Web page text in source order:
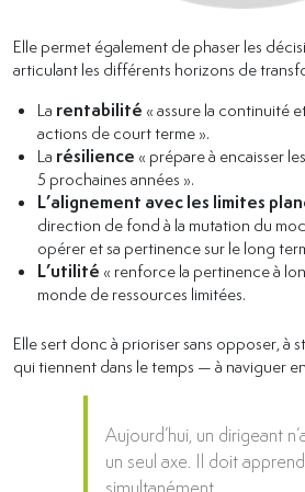
Elle permet également de phaser les
articulant les différents horizons de
La rentabilité « assure la continuité
actions de court terme ».
La résilience « prépare à encaisser
5 prochaines années ».
L’alignement avec les limites
direction de fond à la mutation du
opérer et sa pertinence sur le long
L’utilité « renforce la pertinence à
monde de ressources limitées.
Elle sert donc à prioriser sans opposer, à
qui tiennent dans le temps — à naviguer
Aujourd’hui, un dirigeant
un seul axe. Il doit